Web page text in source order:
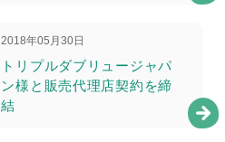
2018年05月30日
トリプルダブリュージャパ
ン様と販売代理店契約を締
結